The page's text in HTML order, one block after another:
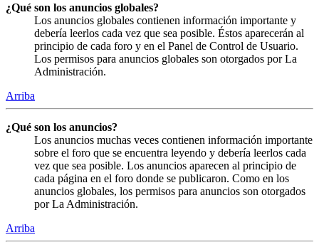
¿Qué son los anuncios globales?
Los anuncios globales contienen información importante y
debería leerlos cada vez que sea posible. Éstos aparecerán al
principio de cada foro y en el Panel de Control de Usuario.
Los permisos para anuncios globales son otorgados por La
Administración.
Arriba
¿Qué son los anuncios?
Los anuncios muchas veces contienen información importante
sobre el foro que se encuentra leyendo y debería leerlos cada
vez que sea posible. Los anuncios aparecen al principio de
cada página en el foro donde se publicaron. Como en los
anuncios globales, los permisos para anuncios son otorgados
por La Administración.
Arriba